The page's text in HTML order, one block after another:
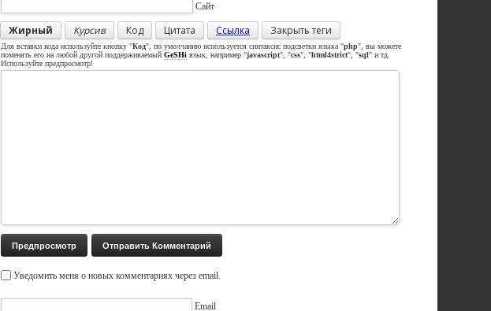
Сайт
Жирный Курсив Код Цитата Ссылка Закрыть теги
Для вставки кода используйте кнопку "Код", по умолчанию используется синтаксис подсветки языка "php", вы можете
поменять его на любой другой поддерживаемый GeSHi язык, например "javascript", "css", "html4strict", "sql" и тд.
Используйте предпросмотр!
Уведомить меня о новых комментариях через email.
Email